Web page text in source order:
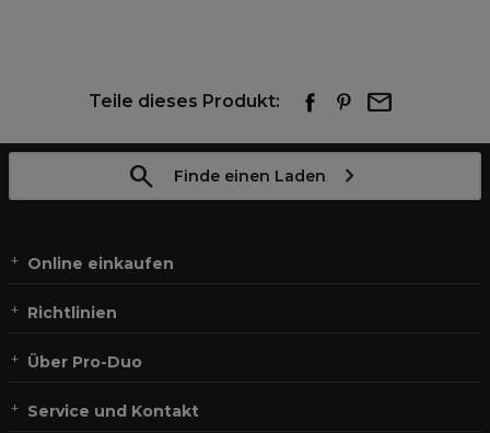
Teile dieses Produkt:
Finde einen Laden
Online einkaufen
Richtlinien
Über Pro-Duo
Service und Kontakt